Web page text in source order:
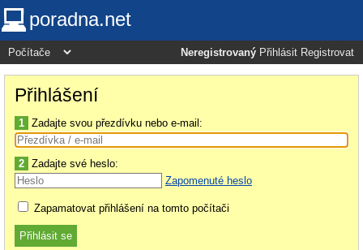
poradna.net
Neregistrovaný Přihlásit Registrovat
Přihlášení
1 Zadajte svou přezdívku nebo e-mail:
2 Zadajte své heslo:
Zapomenuté heslo
Zapamatovat přihlášení na tomto počítači